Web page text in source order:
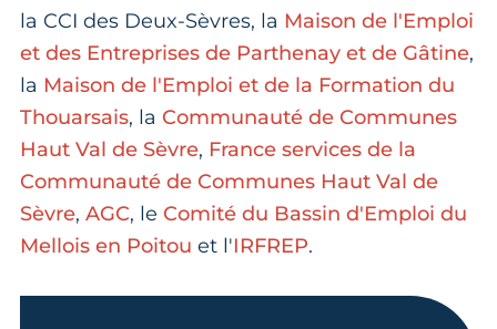
la CCI des Deux-Sèvres, la Maison de l'Emploi
et des Entreprises de Parthenay et de Gâtine,
la Maison de l'Emploi et de la Formation du
Thouarsais, la Communauté de Communes
Haut Val de Sèvre, France services de la
Communauté de Communes Haut Val de
Sèvre, AGC, le Comité du Bassin d'Emploi du
Mellois en Poitou et l'IRFREP.